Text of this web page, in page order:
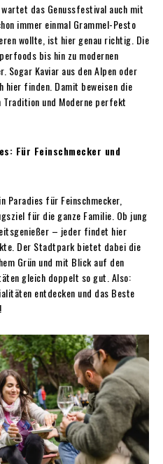
das Genussfestival auch mit
immer einmal Grammel-Pesto
wollte, ist hier genau richtig. Die
bis hin zu modernen
Sogar Kaviar aus den Alpen oder
hier finden. Damit beweisen die
und Moderne perfekt
Für Feinschmecker und
Paradies für Feinschmecker,
für die ganze Familie. Ob jung
– jeder findet hier
Der Stadtpark bietet dabei die
Grün und mit Blick auf den
gleich doppelt so gut. Also:
entdecken und das Beste